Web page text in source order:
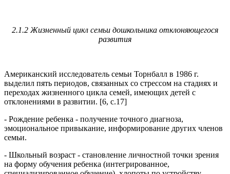
2.1.2 Жизненный цикл семьи дошкольника отклоняющегося
развития
Американский исследователь семьи Торнбалл в 1986 г.
выделил пять периодов, связанных со стрессом на стадиях и
переходах жизненного цикла семей, имеющих детей с
отклонениями в развитии. [6, с.17]
- Рождение ребенка - получение точного диагноза,
эмоциональное привыкание, информирование других членов
семьи.
- Школьный возраст - становление личностной точки зрения
на форму обучения ребенка (интегрированное,